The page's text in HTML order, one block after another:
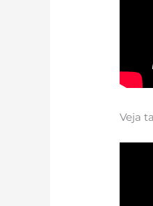
Veja